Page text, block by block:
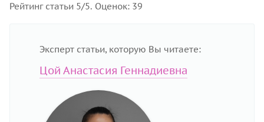
Рейтинг статьи 5/5. Оценок: 39
Эксперт статьи, которую Вы читаете:
Цой Анастасия Геннадиевна